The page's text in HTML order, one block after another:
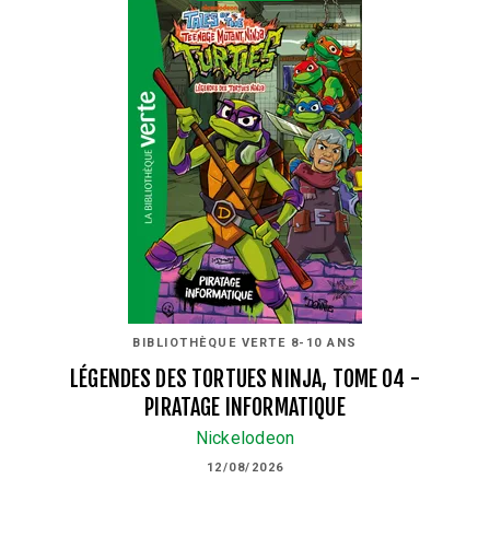
BIBLIOTHÈQUE VERTE 8-10 ANS
LÉGENDES DES TORTUES NINJA, TOME 04 -
PIRATAGE INFORMATIQUE
Nickelodeon
12/08/2026